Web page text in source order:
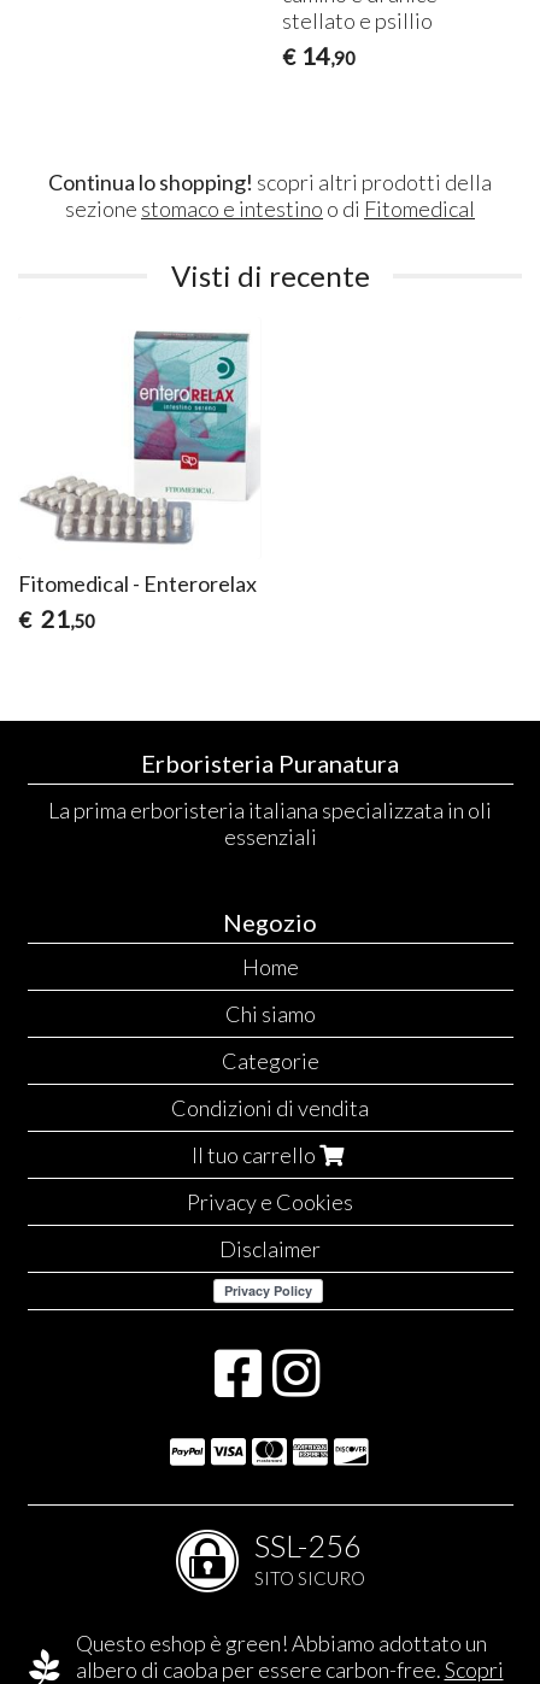
stellato e psillio
€ 14,90
Continua lo shopping! scopri altri prodotti della
sezione stomaco e intestino o di Fitomedical
Visti di recente
Fitomedical - Enterorelax
€ 21,50
Erboristeria Puranatura
La prima erboristeria italiana specializzata in oli
essenziali
Negozio
Home
Chi siamo
Categorie
Condizioni di vendita
Il tuo carrello
Privacy e Cookies
Disclaimer
SSL-256
SITO SICURO
Questo eshop è green! Abbiamo adottato un
albero di caoba per essere carbon-free.Scopri